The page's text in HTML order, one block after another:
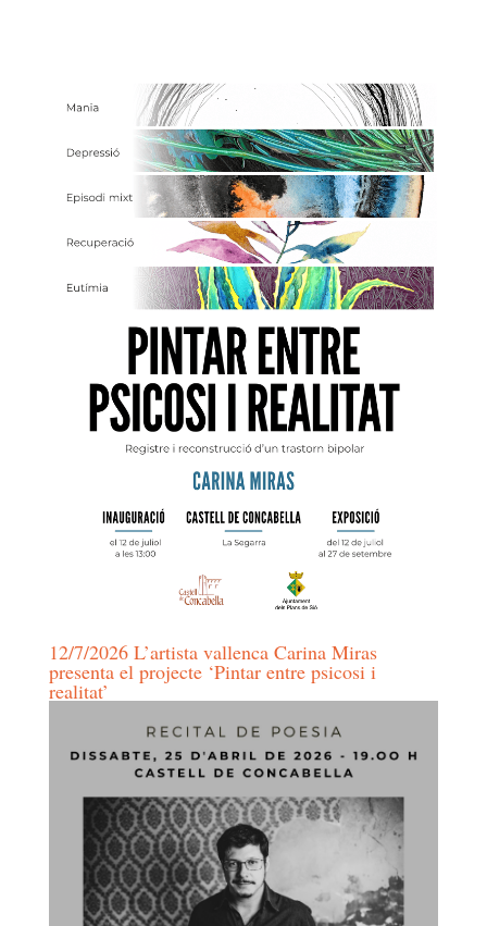
12/7/2026 L’artista vallenca Carina Miras
presenta el projecte ‘Pintar entre psicosi i
realitat’